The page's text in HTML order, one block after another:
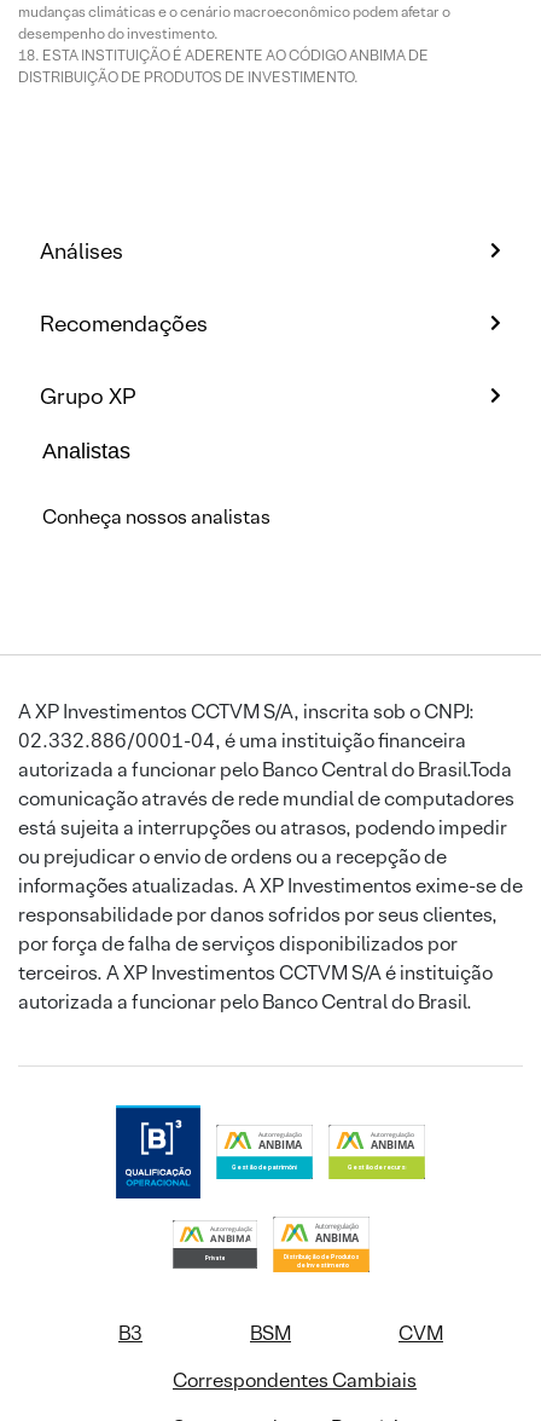
mudanças climáticas e o cenário macroeconômico podem afetar o
desempenho do investimento.
ESTA INSTITUIÇÃO É ADERENTE AO CÓDIGO ANBIMA DE
DISTRIBUIÇÃO DE PRODUTOS DE INVESTIMENTO.
Análises
Recomendações
Grupo XP
Analistas
Conheça nossos analistas
A XP Investimentos CCTVM S/A, inscrita sob o CNPJ:
02.332.886/0001-04, é uma instituição financeira
autorizada a funcionar pelo Banco Central do Brasil.Toda
comunicação através de rede mundial de computadores
está sujeita a interrupções ou atrasos, podendo impedir
ou prejudicar o envio de ordens ou a recepção de
informações atualizadas. A XP Investimentos exime-se de
responsabilidade por danos sofridos por seus clientes,
por força de falha de serviços disponibilizados por
terceiros. A XP Investimentos CCTVM S/A é instituição
autorizada a funcionar pelo Banco Central do Brasil.
B3 BSM
CVM
Correspondentes Cambiais